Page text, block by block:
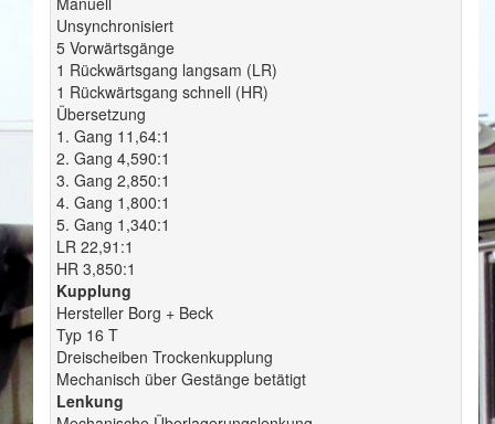
Unsynchronisiert
5 Vorwärtsgänge
1 Rückwärtsgang langsam (LR)
1 Rückwärtsgang schnell (HR)
Übersetzung
1. Gang 11,64:1
2. Gang 4,590:1
3. Gang 2,850:1
4. Gang 1,800:1
5. Gang 1,340:1
LR 22,91:1
HR 3,850:1
Kupplung
Hersteller Borg + Beck
Typ 16 T
Dreischeiben Trockenkupplung
Mechanisch über Gestänge betätigt
Lenkung